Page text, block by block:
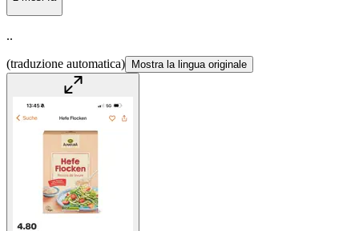
..
(traduzione automatica) Mostra la lingua originale